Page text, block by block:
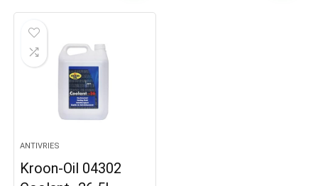
ANTIVRIES
Kroon-Oil 04302